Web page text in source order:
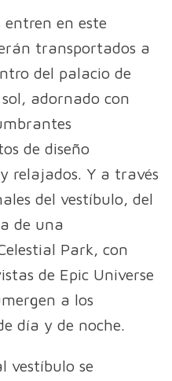
entren en este
transportados a
del palacio de
adornado con
de diseño
relajados. Y a través
del vestíbulo, del
de una
Park, con
de Epic Universe
a los
día y de noche.
vestíbulo se